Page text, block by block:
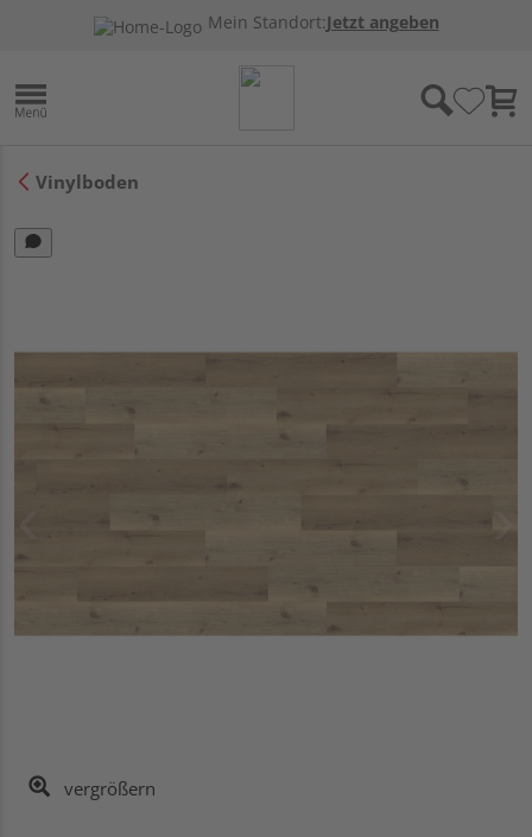
Mein Standort:Jetzt angeben
Vinylboden
vergrößern